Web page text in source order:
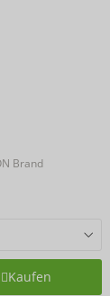
Brand
Kaufen